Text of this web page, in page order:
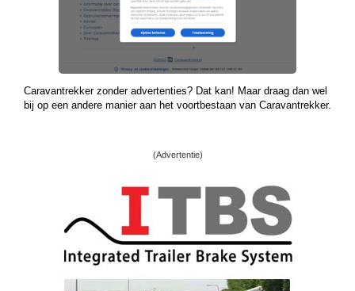
Caravantrekker zonder advertenties? Dat kan! Maar draag dan wel
bij op een andere manier aan het voortbestaan van Caravantrekker.
(Advertentie)